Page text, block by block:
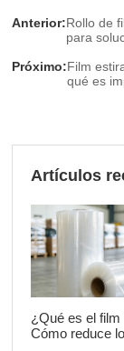
Anterior:Rollo de
para
Próximo:Film
qué es
Artículos
¿Qué es el film
Cómo reduce